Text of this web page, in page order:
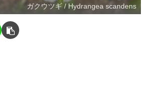
ガクウツギ / Hydrangea scandens